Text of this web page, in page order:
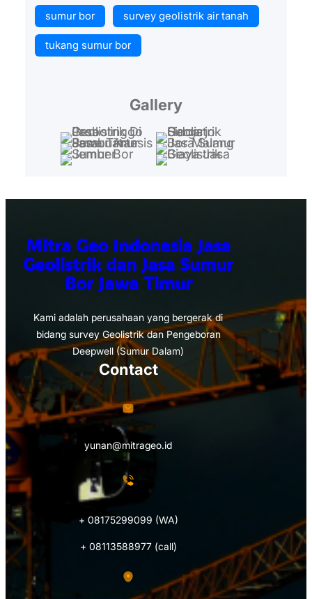
sumur bor survey geolistrik air tanah
tukang sumur bor
Gallery
Mitra Geo Indonesia Jasa
Geolistrik dan Jasa Sumur
Bor Jawa Timur
Kami adalah perusahaan yang bergerak di
bidang survey Geolistrik dan Pengeboran
Deepwell (Sumur Dalam)
Contact
yunan@mitrageo.id
+ 08175299099 (WA)
+ 08113588977 (call)